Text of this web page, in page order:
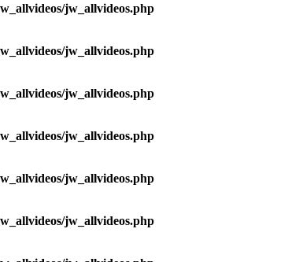
jw_allvideos.php
jw_allvideos.php
jw_allvideos.php
jw_allvideos.php
jw_allvideos.php
jw_allvideos.php